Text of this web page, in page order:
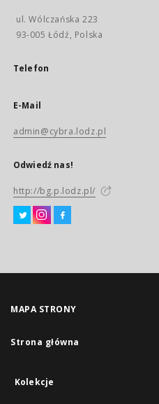
ul. Wólczańska 223
93-005 Łódź, Polska
Telefon
E-Mail
admin@cybra.lodz.pl
Odwiedź nas!
http://bg.p.lodz.pl/
MAPA STRONY
Strona główna
Kolekcje